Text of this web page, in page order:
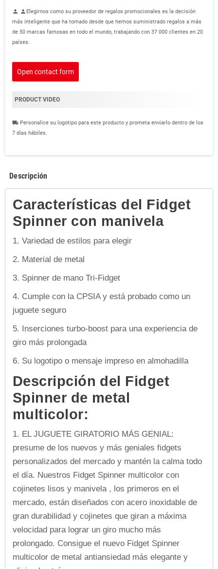
person personElegirnos como su proveedor de regalos promocionales es la decisión
más inteligente que ha tomado desde que hemos suministrado regalos a más
de 50 marcas famosas en todo el mundo, trabajando con 37 000 clientes en 20
países.
Open contact form
PRODUCT VIDEO
local_shipping Personalice su logotipo para este producto y prometa enviarlo dentro de los
7 días hábiles.
Descripción
Características del Fidget
Spinner con manivela
1. Variedad de estilos para elegir
2. Material de metal
3. Spinner de mano Tri-Fidget
4. Cumple con la CPSIA y está probado como un
juguete seguro
5. Inserciones turbo-boost para una experiencia de
giro más prolongada
6. Su logotipo o mensaje impreso en almohadilla
Descripción del Fidget
Spinner de metal
multicolor:
1. EL JUGUETE GIRATORIO MÁS GENIAL:
presume de los nuevos y más geniales fidgets
personalizados del mercado y mantén la calma todo
el día. Nuestros Fidget Spinner multicolor con
cojinetes lisos y manivela , los primeros en el
mercado, están diseñados con acero inoxidable de
gran durabilidad y cojinetes que giran a máxima
velocidad para lograr un giro mucho más
prolongado. Consigue el nuevo Fidget Spinner
multicolor de metal antiansiedad más elegante y